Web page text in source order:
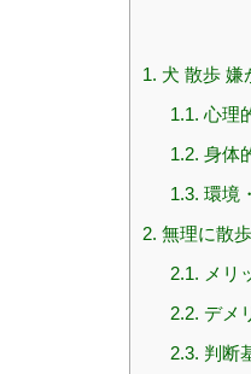
1. 犬 散歩 嫌
1.1. 心理
1.2. 身体
1.3. 環境
2. 無理に散
2.1. メリ
2.2. デメ
2.3. 判断